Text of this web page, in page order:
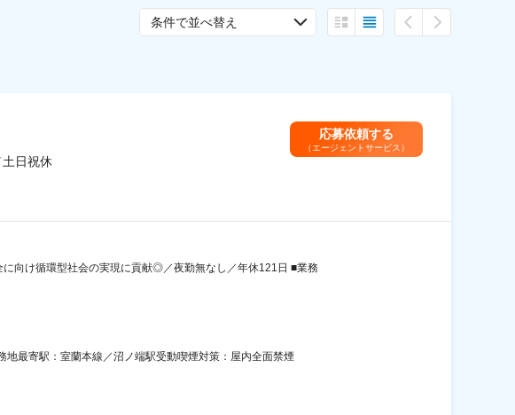
条件で並べ替え
土日祝休
応募依頼する
（エージェントサービス）
向け循環型社会の実現に貢献◎／夜勤無なし／年休121日 ■業務
最寄駅：室蘭本線／沼ノ端駅受動喫煙対策：屋内全面禁煙